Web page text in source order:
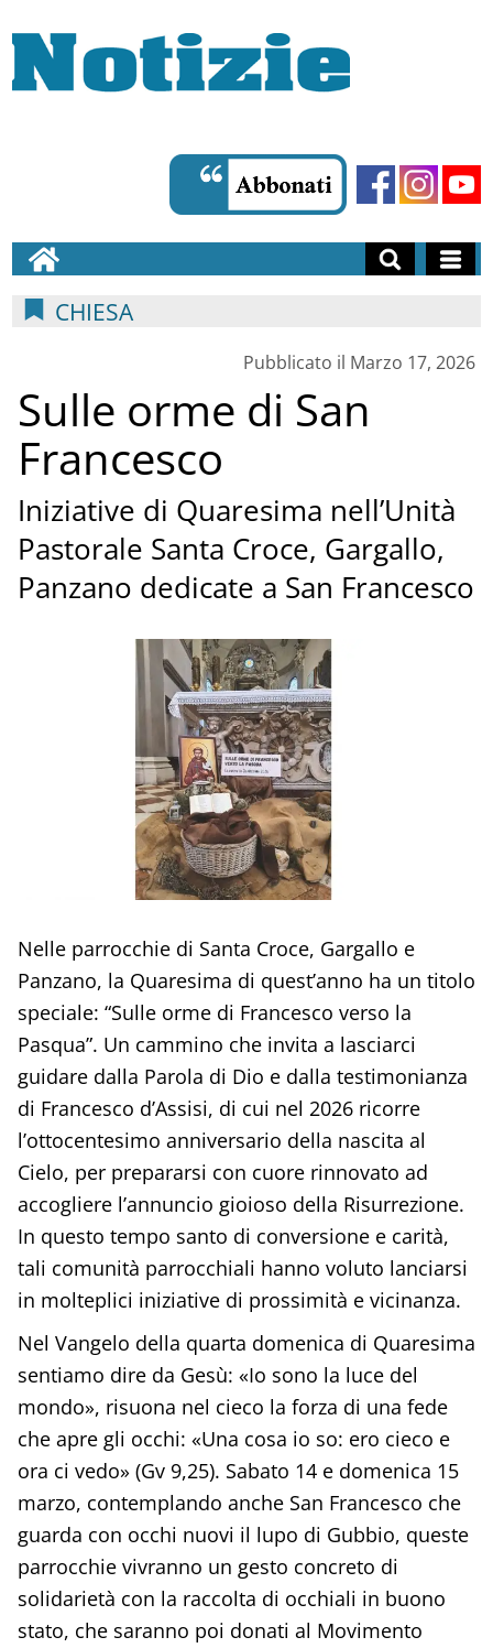
CHIESA
Pubblicato il Marzo 17, 2026
Sulle orme di San
Francesco
Iniziative di Quaresima nell’Unità
Pastorale Santa Croce, Gargallo,
Panzano dedicate a San Francesco
Nelle parrocchie di Santa Croce, Gargallo e
Panzano, la Quaresima di quest’anno ha un titolo
speciale: “Sulle orme di Francesco verso la
Pasqua”. Un cammino che invita a lasciarci
guidare dalla Parola di Dio e dalla testimonianza
di Francesco d’Assisi, di cui nel 2026 ricorre
l’ottocentesimo anniversario della nascita al
Cielo, per prepararsi con cuore rinnovato ad
accogliere l’annuncio gioioso della Risurrezione.
In questo tempo santo di conversione e carità,
tali comunità parrocchiali hanno voluto lanciarsi
in molteplici iniziative di prossimità e vicinanza.
Nel Vangelo della quarta domenica di Quaresima
sentiamo dire da Gesù: «Io sono la luce del
mondo», risuona nel cieco la forza di una fede
che apre gli occhi: «Una cosa io so: ero cieco e
ora ci vedo» (Gv 9,25). Sabato 14 e domenica 15
marzo, contemplando anche San Francesco che
guarda con occhi nuovi il lupo di Gubbio, queste
parrocchie vivranno un gesto concreto di
solidarietà con la raccolta di occhiali in buono
stato, che saranno poi donati al Movimento